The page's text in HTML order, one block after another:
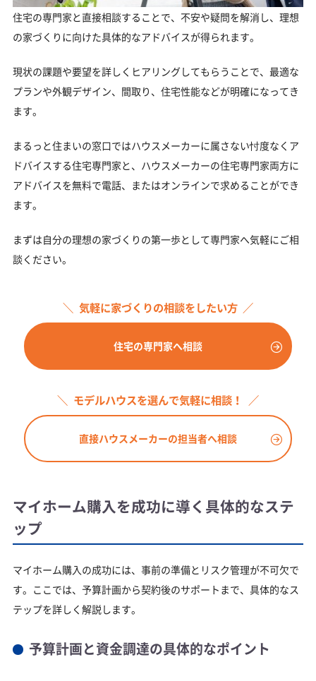
住宅の専門家と直接相談することで、不安や疑問を解消し、理想
の家づくりに向けた具体的なアドバイスが得られます。
現状の課題や要望を詳しくヒアリングしてもらうことで、最適な
プランや外観デザイン、間取り、住宅性能などが明確になってき
ます。
まるっと住まいの窓口ではハウスメーカーに属さない忖度なくア
ドバイスする住宅専門家と、ハウスメーカーの住宅専門家両方に
アドバイスを無料で電話、またはオンラインで求めることができ
ます。
まずは自分の理想の家づくりの第一歩として専門家へ気軽にご相
談ください。
気軽に家づくりの相談をしたい方
住宅の専門家へ相談
モデルハウスを選んで気軽に相談！
直接ハウスメーカーの担当者へ相談
マイホーム購入を成功に導く具体的なステ
ップ
マイホーム購入の成功には、事前の準備とリスク管理が不可欠で
す。ここでは、予算計画から契約後のサポートまで、具体的なス
テップを詳しく解説します。
予算計画と資金調達の具体的なポイント